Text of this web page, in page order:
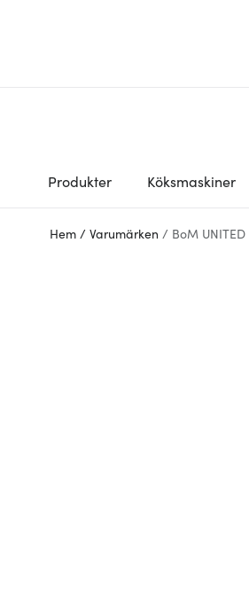
Produkter Köksmaskiner
Hem / Varumärken / BoM UNITED